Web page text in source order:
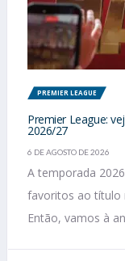
PREMIER LEAGUE
Premier League:
2026/27
6 DE AGOSTO DE 2026
A temporada
favoritos ao título
Então, vamos à